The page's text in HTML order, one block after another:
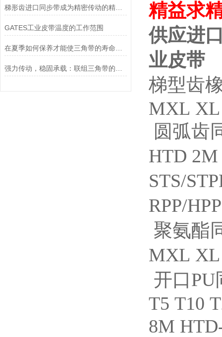
梯形齿进口同步带成为精密传动的精准动力载体
GATES工业皮带温度的工作范围
精益求
供应进
业皮带
梯型齿
MXL XL
圆弧齿
HTD
STS/
RPP/
聚氨酯
MXL XL
开口
T5 T10
8M